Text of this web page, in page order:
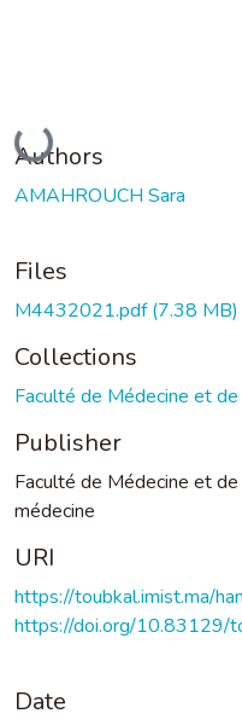
Loading...
Authors
AMAHROUCH Sara
Files
M4432021.pdf(7.38 MB)
Collections
Faculté de Médecine et
Publisher
Faculté de Médecine et
médecine
URI
https://toubkal.imist.ma/
https://doi.org/10.83129/
Date